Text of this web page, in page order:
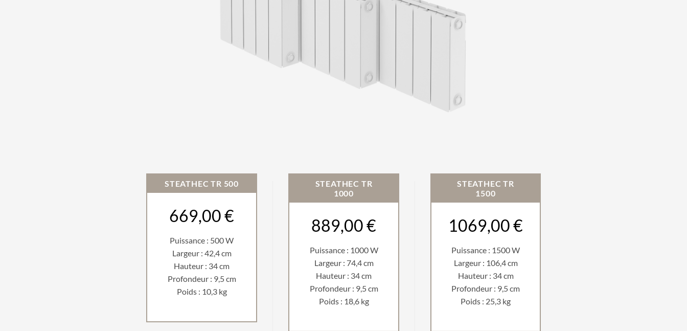
STEATHEC TR 500
669,00 €
Puissance : 500 W
Largeur : 42,4 cm
Hauteur : 34 cm
Profondeur : 9,5 cm
Poids : 10,3 kg
STEATHEC TR
1000
889,00 €
Puissance : 1000 W
Largeur : 74,4 cm
Hauteur : 34 cm
Profondeur : 9,5 cm
Poids : 18,6 kg
STEATHEC TR
1500
1069,00 €
Puissance : 1500 W
Largeur : 106,4 cm
Hauteur : 34 cm
Profondeur : 9,5 cm
Poids : 25,3 kg